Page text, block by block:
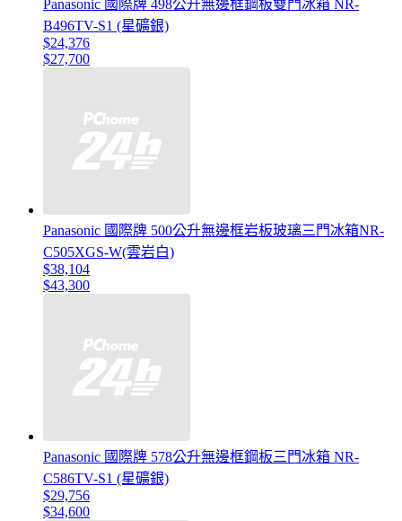
Panasonic 國際牌 498公升無邊框鋼板雙門冰箱 NR-
B496TV-S1 (星礦銀)
$24,376
$27,700
Panasonic 國際牌 500公升無邊框岩板玻璃三門冰箱NR-
C505XGS-W(雲岩白)
$38,104
$43,300
Panasonic 國際牌 578公升無邊框鋼板三門冰箱 NR-
C586TV-S1 (星礦銀)
$29,756
$34,600